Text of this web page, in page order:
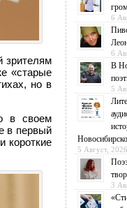
зрителям
«старые
но в
в своем
в первый
короткие
6
6
В
5
5 Август, 2026
3